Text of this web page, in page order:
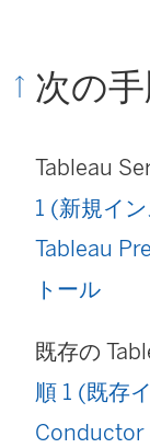
次の
Tableau
1 (新規イ
Tableau
トール
既存の
順 1 (既存
Conductor